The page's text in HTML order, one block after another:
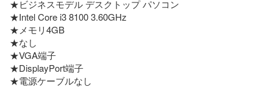
★ビジネスモデル デスクトップ パソコン
★Intel Core i3 8100 3.60GHz
★メモリ4GB
★なし
★VGA端子
★DisplayPort端子
★電源ケーブルなし